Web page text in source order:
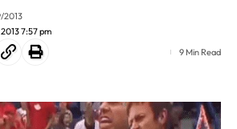
7:57 pm
2013
9 Min Read